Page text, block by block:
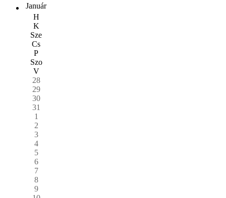
Január
H
K
Sze
Cs
P
Szo
V
28
29
30
31
1
2
3
4
5
6
7
8
9